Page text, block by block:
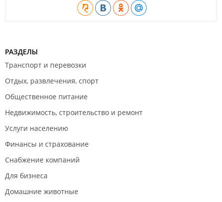
РАЗДЕЛЫ
Транспорт и перевозки
Отдых, развлечения, спорт
Общественное питание
Недвижимость, строительство и ремонт
Услуги населению
Финансы и страхование
Снабжение компаний
Для бизнеса
Домашние животные